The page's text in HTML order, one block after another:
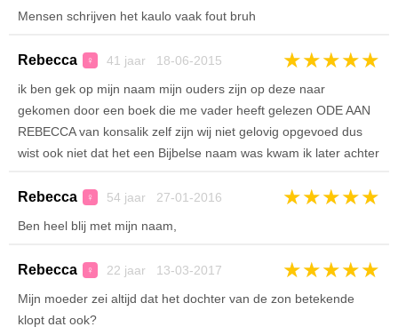
Mensen schrijven het kaulo vaak fout bruh
Rebecca ♀ 41 jaar 18-06-2015 ★★★★★
ik ben gek op mijn naam mijn ouders zijn op deze naar
gekomen door een boek die me vader heeft gelezen ODE AAN
REBECCA van konsalik zelf zijn wij niet gelovig opgevoed dus
wist ook niet dat het een Bijbelse naam was kwam ik later achter
Rebecca ♀ 54 jaar 27-01-2016 ★★★★★
Ben heel blij met mijn naam,
Rebecca ♀ 22 jaar 13-03-2017 ★★★★★
Mijn moeder zei altijd dat het dochter van de zon betekende
klopt dat ook?